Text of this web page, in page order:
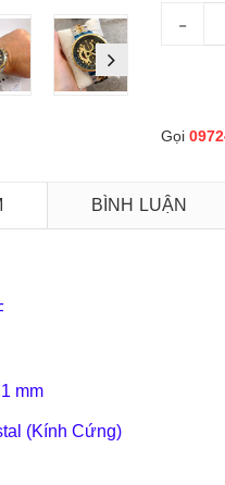
-
Gọi
BÌNH LUẬN
mm
(Kính Cứng)